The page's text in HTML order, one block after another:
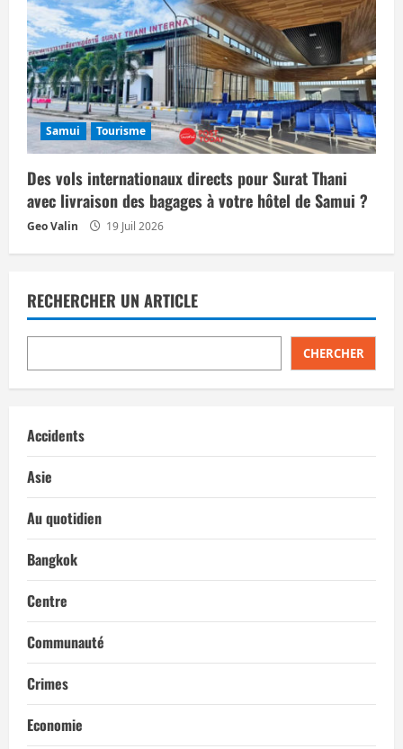
Samui Tourisme
Des vols internationaux directs pour Surat Thani
avec livraison des bagages à votre hôtel de Samui ?
Geo Valin 19 Juil 2026
RECHERCHER UN ARTICLE
CHERCHER
Accidents
Asie
Au quotidien
Bangkok
Centre
Communauté
Crimes
Economie